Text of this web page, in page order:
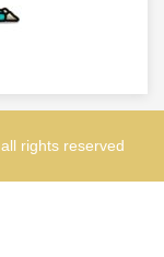
rights reserved